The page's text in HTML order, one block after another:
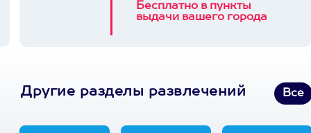
Бесплатно в пункты
выдачи вашего города
Другие разделы развлечений Все